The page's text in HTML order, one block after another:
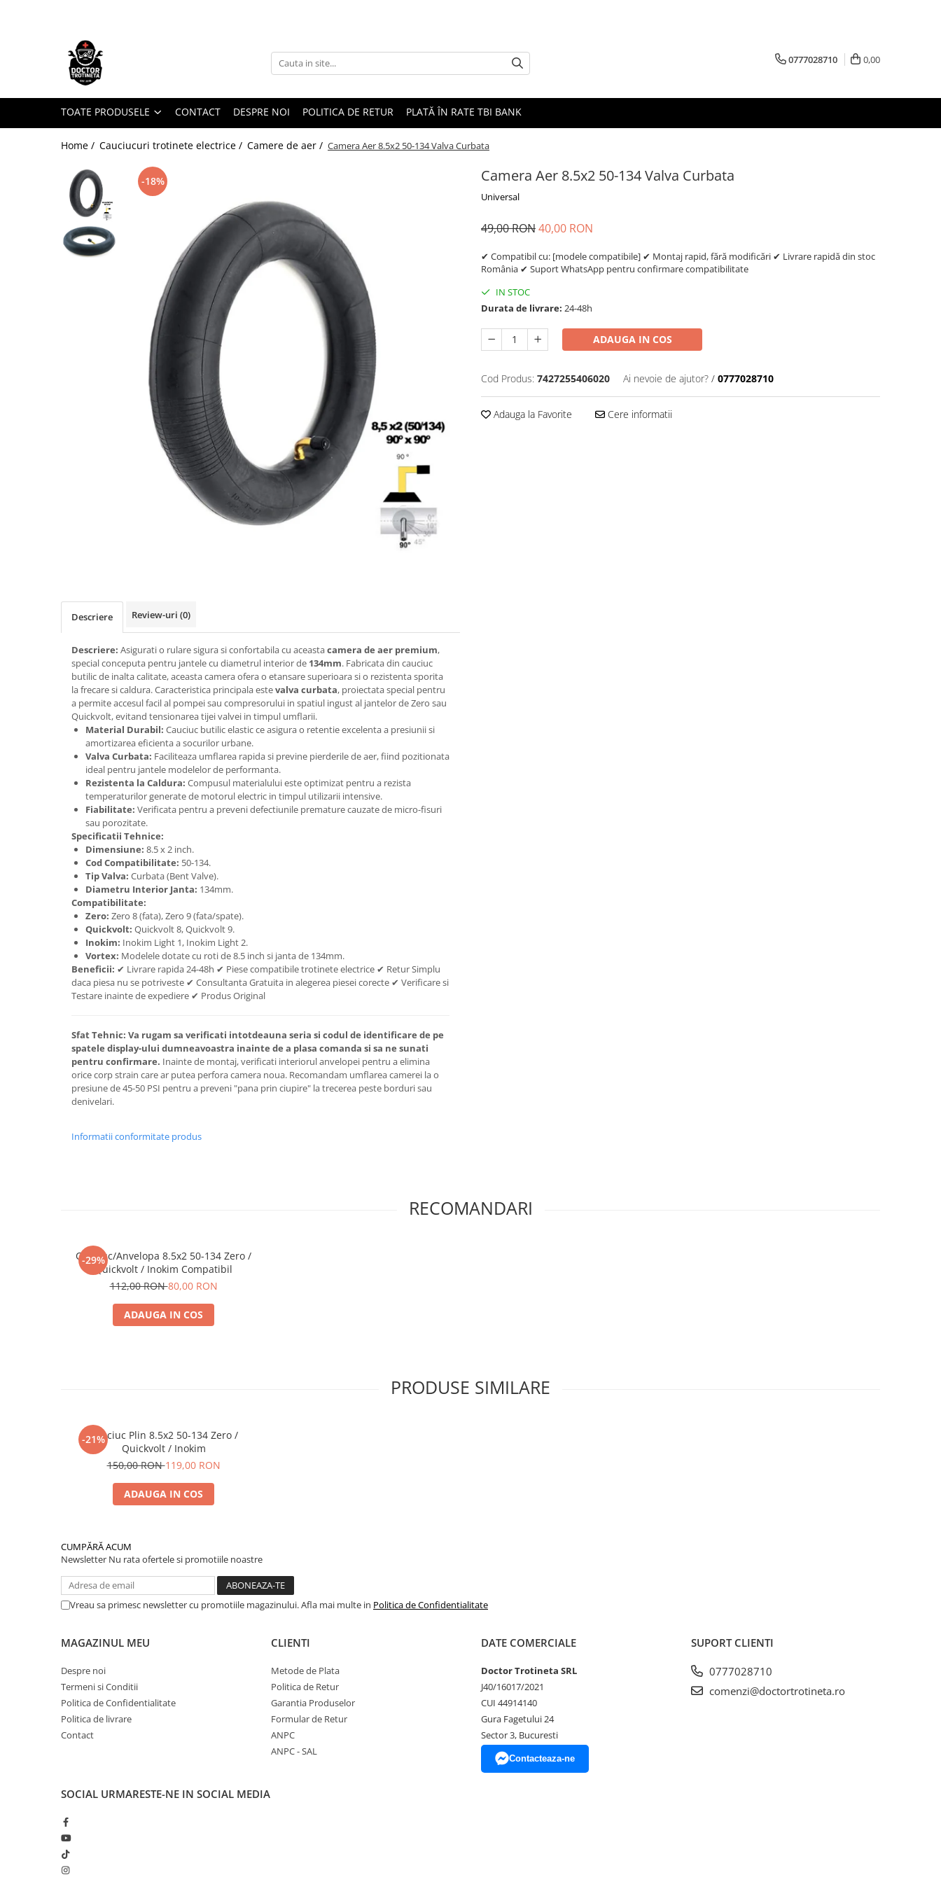
Toate Produsele
Piese de schimb
https://www.doctortrotineta.ro/electrica
Acceleratie
https://www.doctortrotineta.ro/frane
https://www.doctortrotineta.ro/lumini
https://www.doctortrotineta.ro/cadru
https://www.doctortrotineta.ro/cauciucuri-
trotinete-electrice
https://www.doctortrotineta.ro/cauciucuri-
cauciucuri-bicicleta
Camere bicicleta
Cauciuc tubeless cu GEL antipană
Trotinete electrice
Biciclete Electrice
Anvelope moto
Camere moto
Cauciucuri bicicleta
Anvelope și Camere Utilaje
https://www.doctortrotineta.ro/plata-
forceOriginalForEdit=1&preview=00681
0777028710 0,00
TOATE PRODUSELE CONTACT DESPRE NOI POLITICA DE RETUR PLATĂ ÎN RATE TBI BANK
Home / Cauciucuri trotinete electrice / Camere de aer / Camera Aer 8.5x2 50-134 Valva Curbata
Camera Aer 8.5x2 50-134 Valva Curbata
Universal
-18%
49,00 RON40,00 RON
✔ Compatibil cu: [modele compatibile] ✔ Montaj rapid, fără modificări ✔ Livrare rapidă din stoc
România ✔ Suport WhatsApp pentru confirmare compatibilitate
IN STOC
Durata de livrare: 24-48h
ADAUGA IN COS
Cod Produs: 7427255406020 Ai nevoie de ajutor? / 0777028710
Adauga la Favorite Cere informatii
Descriere Review-uri (0)
Descriere: Asigurati o rulare sigura si confortabila cu aceastacamera de aer premium,
special conceputa pentru jantele cu diametrul interior de 134mm. Fabricata din cauciuc
butilic de inalta calitate, aceasta camera ofera o etansare superioara si o rezistenta sporita
la frecare si caldura. Caracteristica principala estevalva curbata, proiectata special pentru
a permite accesul facil al pompei sau compresorului in spatiul ingust al jantelor de Zero sau
Quickvolt, evitand tensionarea tijei valvei in timpul umflarii.
Material Durabil: Cauciuc butilic elastic ce asigura o retentie excelenta a presiunii si
amortizarea eficienta a socurilor urbane.
Valva Curbata: Faciliteaza umflarea rapida si previne pierderile de aer, fiind pozitionata
ideal pentru jantele modelelor de performanta.
Rezistenta la Caldura: Compusul materialului este optimizat pentru a rezista
temperaturilor generate de motorul electric in timpul utilizarii intensive.
Fiabilitate: Verificata pentru a preveni defectiunile premature cauzate de micro-fisuri
sau porozitate.
Specificatii Tehnice:
Dimensiune: 8.5 x 2 inch.
Cod Compatibilitate: 50-134.
Tip Valva: Curbata (Bent Valve).
Diametru Interior Janta: 134mm.
Compatibilitate:
Zero: Zero 8 (fata), Zero 9 (fata/spate).
Quickvolt: Quickvolt 8, Quickvolt 9.
Inokim: Inokim Light 1, Inokim Light 2.
Vortex: Modelele dotate cu roti de 8.5 inch si janta de 134mm.
Beneficii: ✔ Livrare rapida 24-48h ✔ Piese compatibile trotinete electrice ✔ Retur Simplu
daca piesa nu se potriveste ✔ Consultanta Gratuita in alegerea piesei corecte ✔ Verificare si
Testare inainte de expediere ✔ Produs Original
Sfat Tehnic: Va rugam sa verificati intotdeauna seria si codul de identificare de pe
spatele display-ului dumneavoastra inainte de a plasa comanda si sa ne sunati
pentru confirmare. Inainte de montaj, verificati interiorul anvelopei pentru a elimina
orice corp strain care ar putea perfora camera noua. Recomandam umflarea camerei la o
presiune de 45-50 PSI pentru a preveni "pana prin ciupire" la trecerea peste borduri sau
denivelari.
Informatii conformitate produs
RECOMANDARI
-29%
Cauciuc/Anvelopa 8.5x2 50-134 Zero /
Quickvolt / Inokim Compatibil
112,00 RON80,00 RON
ADAUGA IN COS
PRODUSE SIMILARE
-21%
Cauciuc Plin 8.5x2 50-134 Zero /
Quickvolt / Inokim
150,00 RON119,00 RON
ADAUGA IN COS
CUMPĂRĂ ACUM
Newsletter Nu rata ofertele si promotiile noastre
Vreau sa primesc newsletter cu promotiile magazinului. Afla mai multe in Politica de Confidentialitate
MAGAZINUL MEU
Despre noi
Termeni si Conditii
Politica de Confidentialitate
Politica de livrare
Contact
CLIENTI
Metode de Plata
Politica de Retur
Garantia Produselor
Formular de Retur
ANPC
ANPC - SAL
DATE COMERCIALE
Doctor Trotineta SRL
J40/16017/2021
CUI 44914140
Gura Fagetului 24
Sector 3, Bucuresti
Contacteaza-ne
SUPORT CLIENTI
0777028710
comenzi@doctortrotineta.ro
SOCIAL URMARESTE-NE IN SOCIAL MEDIA